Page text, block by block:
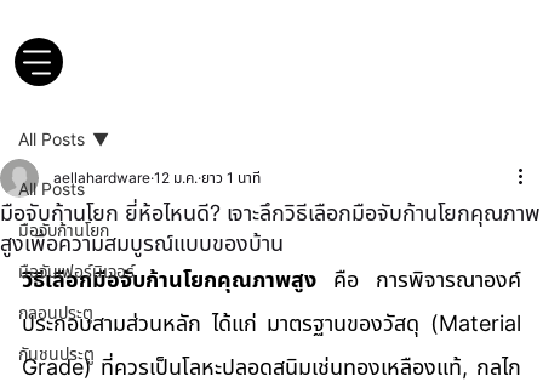
All Posts
มือจับก้านโยก
มือจับเฟอร์นิเจอร์
กลอนประตู
กันชนประตู
All Posts
มือจับก้านโยก ยี่ห้อไหนดี? เจาะลึกวิธีเลือกมือจับก้านโยกคุณภาพ
สูงเพื่อความสมบูรณ์แบบของบ้าน
aellahardware 12 ม.ค. ยาว 1 นาที
วิธีเลือกมือจับก้านโยกคุณภาพสูง คือ การพิจารณาองค์
ประกอบสามส่วนหลัก ได้แก่ มาตรฐานของวัสดุ (Material
Grade) ที่ควรเป็นโลหะปลอดสนิมเช่นทองเหลืองแท้, กลไก